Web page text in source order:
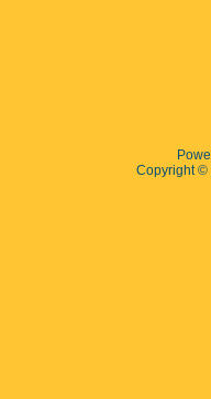
Copyright